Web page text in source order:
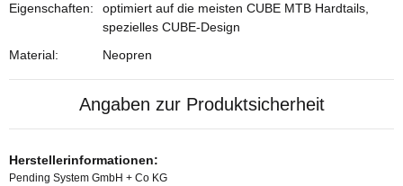
Eigenschaften:
optimiert auf die meisten CUBE MTB Hardtails,
spezielles CUBE-Design
Material:
Neopren
Angaben zur Produktsicherheit
Herstellerinformationen:
Pending System GmbH + Co KG